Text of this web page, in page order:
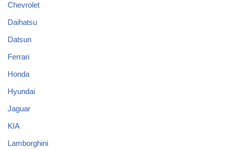
Chevrolet
Daihatsu
Datsun
Ferrari
Honda
Hyundai
Jaguar
KIA
Lamborghini